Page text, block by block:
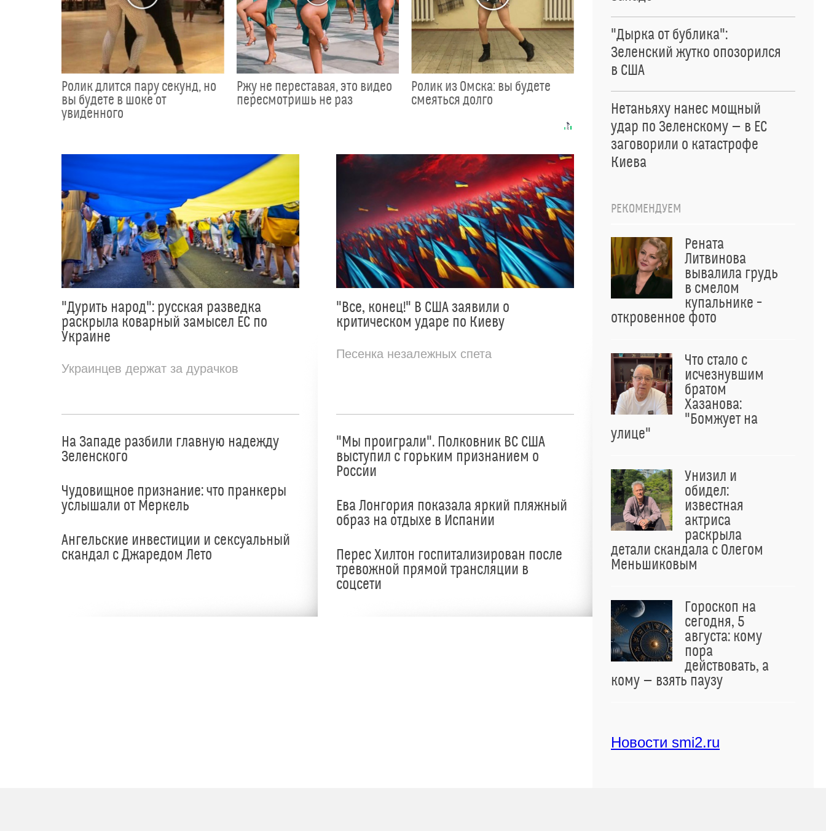
Ролик длится пару секунд, но
вы будете в шоке от
увиденного
Ржу не переставая, это видео
пересмотришь не раз
Ролик из Омска: вы будете
смеяться долго
"Дурить народ": русская разведка
раскрыла коварный замысел ЕС по
Украине
Украинцев держат за дурачков
На Западе разбили главную надежду
Зеленского
Чудовищное признание: что пранкеры
услышали от Меркель
Ангельские инвестиции и сексуальный
скандал с Джаредом Лето
"Все, конец!" В США заявили о
критическом ударе по Киеву
Песенка незалежных спета
"Мы проиграли". Полковник ВС США
выступил с горьким признанием о
России
Ева Лонгория показала яркий пляжный
образ на отдыхе в Испании
Перес Хилтон госпитализирован после
тревожной прямой трансляции в
соцсети
"Дырка от бублика":
Зеленский жутко опозорился
в США
Нетаньяху нанес мощный
удар по Зеленскому — в ЕС
заговорили о катастрофе
Киева
РЕКОМЕНДУЕМ
Рената
Литвинова
вывалила грудь
в смелом
купальнике –
откровенное фото
Что стало с
исчезнувшим
братом
Хазанова:
"Бомжует на
улице"
Унизил и
обидел:
известная
актриса
раскрыла
детали скандала с Олегом
Меньшиковым
Гороскоп на
сегодня, 5
августа: кому
пора
действовать, а
кому — взять паузу
Новости smi2.ru